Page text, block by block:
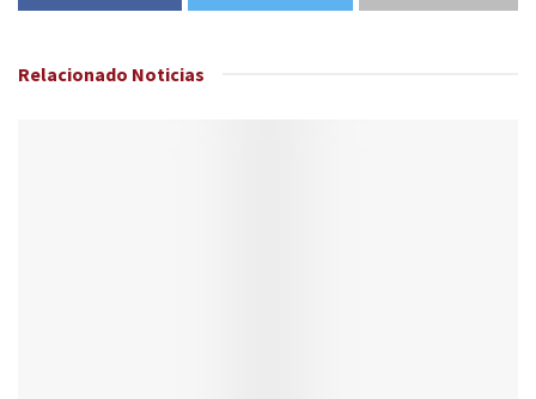
Relacionado Noticias